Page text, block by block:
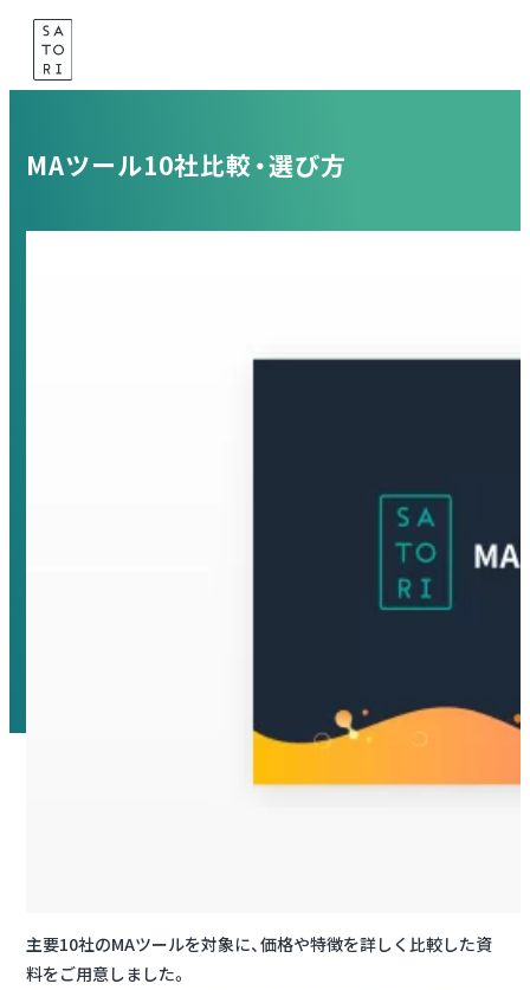
Skip
content
MAツール10社比較・選び方
主要10社のMAツールを対象に、価格や特徴を詳しく比較した資
料をご用意しました。